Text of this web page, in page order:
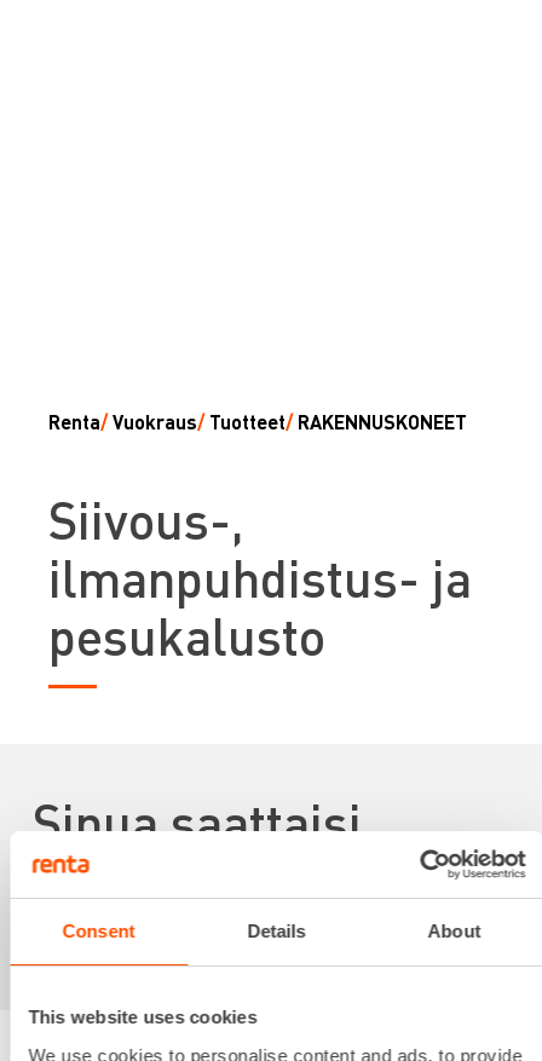
Consent Details About
This website uses cookies
We use cookies to personalise content and ads, to provide
Renta/Vuokraus/ Tuotteet/ RAKENNUSKONEET
Siivous-,
ilmanpuhdistus- ja
pesukalusto
Sinua saattaisi
kiinnostaa myös